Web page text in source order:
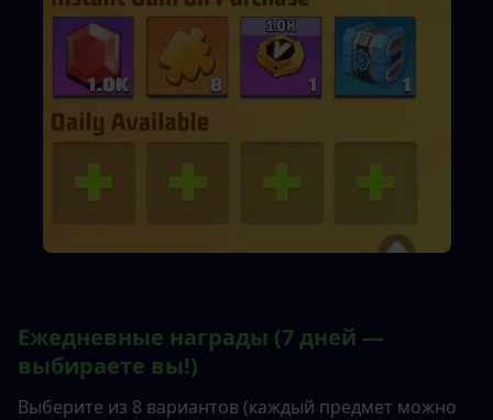
Ежедневные награды (7 дней —
выбираете вы!)
Выберите из 8 вариантов (каждый предмет можно